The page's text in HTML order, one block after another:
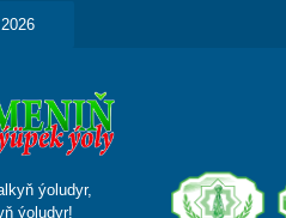
ýoludyr,
ýoludyr!